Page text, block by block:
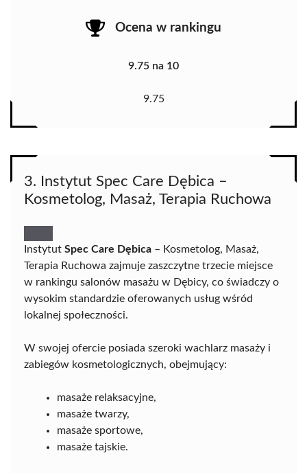
Ocena w rankingu
9.75 na 10
9.75
3. Instytut Spec Care Dębica –
Kosmetolog, Masaż, Terapia Ruchowa
Instytut Spec Care Dębica – Kosmetolog, Masaż,
Terapia Ruchowa zajmuje zaszczytne trzecie miejsce
w rankingu salonów masażu w Dębicy, co świadczy o
wysokim standardzie oferowanych usług wśród
lokalnej społeczności.
W swojej ofercie posiada szeroki wachlarz masaży i
zabiegów kosmetologicznych, obejmujący:
masaże relaksacyjne,
masaże twarzy,
masaże sportowe,
masaże tajskie.